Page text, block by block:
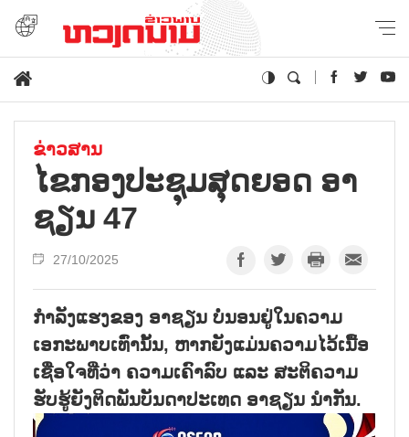
ຂ່າວສານ
ໄຂກອງປະຊຸມສຸດຍອດ ອາ
ຊຽນ 47
27/10/2025
ກຳລັງແຮງຂອງ ອາຊຽນ ບໍ່ນອນຢູ່ໃນຄວາມ
ເອກະພາບເທົ່ານັ້ນ, ຫາກຍັງແມ່ນຄວາມໄວ້ເນື້ອ
ເຊື່ອໃຈທີ່ວ່າ ຄວາມເຄົາລົບ ແລະ ສະຕິຄວາມ
ຮັບຮູ້ຍັງຕິດພັນບັນດາປະເທດ ອາຊຽນ ນຳກັນ.